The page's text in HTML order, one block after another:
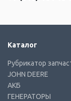
Каталог
Рубрикатор
JOHN DEERE
АКБ
ГЕНЕРАТОРЫ